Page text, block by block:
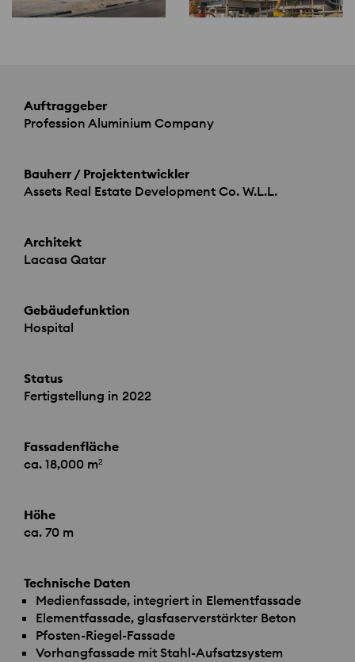
Auftraggeber
Profession Aluminium Company
Bauherr / Projektentwickler
Assets Real Estate Development Co. W.L.L.
Architekt
Lacasa Qatar
Gebäudefunktion
Hospital
Status
Fertigstellung in 2022
Fassadenfläche
ca. 18,000 m²
Höhe
ca. 70 m
Technische Daten
Medienfassade, integriert in Elementfassade
Elementfassade, glasfaserverstärkter Beton
Pfosten-Riegel-Fassade
Vorhangfassade mit Stahl-Aufsatzsystem